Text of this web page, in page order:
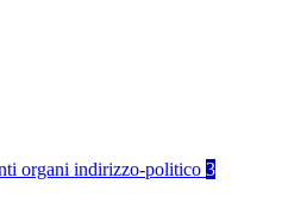
organi indirizzo-politico 3